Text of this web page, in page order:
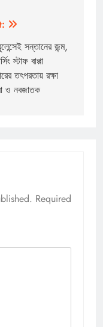
সন্তানের জন্ম,
স্টাফ বাপ্পা
তৎপরতায় রক্ষা
ও নবজাতক
Required